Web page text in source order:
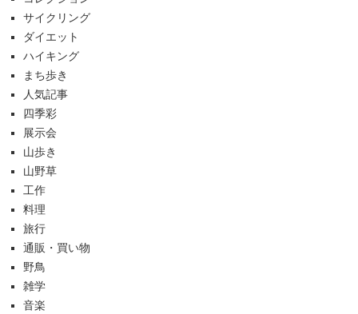
サイクリング
ダイエット
ハイキング
まち歩き
人気記事
四季彩
展示会
山歩き
山野草
工作
料理
旅行
通販・買い物
野鳥
雑学
音楽